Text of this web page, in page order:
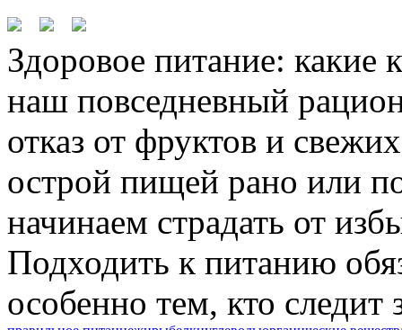
Здоровое питание:
наш повседневный
отказ от фруктов и
острой пищей рано или
начинаем страдать от
Подходить к питанию
особенно тем, кто следит